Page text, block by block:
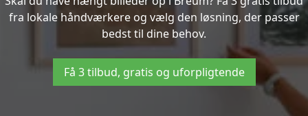
fra lokale håndværkere og vælg den løsning, der passer
bedst til dine behov.
Få 3 tilbud, gratis og uforpligtende